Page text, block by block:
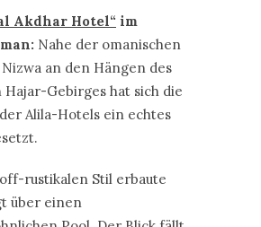
rustikalen Stil erbaute
über einen
Pool. Der Blick fällt
Formationen der
Landschaft. Besonders zum
und zur
Farbspiele.